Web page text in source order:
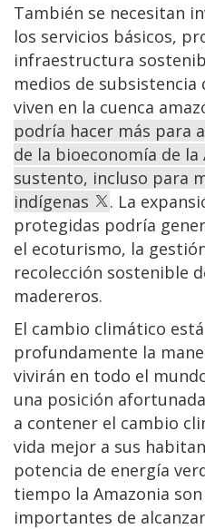
También se necesitan
los servicios básicos,
infraestructura
medios de subsistencia
viven en la cuenca
podría hacer más para
de la bioeconomía de
sustento, incluso para
indígenas
. La
protegidas podría
el ecoturismo, la
recolección sostenible
madereros.
El cambio climático
profundamente la
vivirán en todo el
una posición
a contener el cambio
vida mejor a sus
potencia de energía
tiempo la Amazonia
importantes de